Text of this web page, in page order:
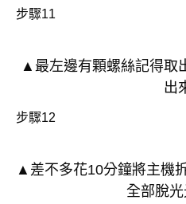
步驟11
▲最左邊有顆螺絲記得取
出
步驟12
▲差不多花10分鐘將主機
全部脫